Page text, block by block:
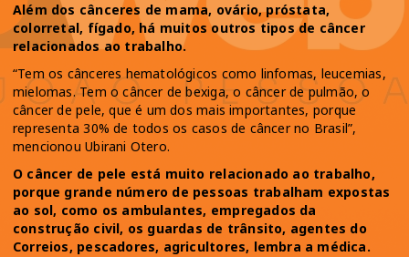
Além dos cânceres de mama, ovário, próstata,
colorretal, fígado, há muitos outros tipos de câncer
relacionados ao trabalho.
“Tem os cânceres hematológicos como linfomas, leucemias,
mielomas. Tem o câncer de bexiga, o câncer de pulmão, o
câncer de pele, que é um dos mais importantes, porque
representa 30% de todos os casos de câncer no Brasil”,
mencionou Ubirani Otero.
O câncer de pele está muito relacionado ao trabalho,
porque grande número de pessoas trabalham expostas
ao sol, como os ambulantes, empregados da
construção civil, os guardas de trânsito, agentes do
Correios, pescadores, agricultores, lembra a médica.